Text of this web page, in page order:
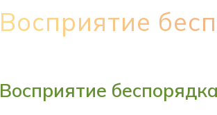
Восприятие
Восприятие